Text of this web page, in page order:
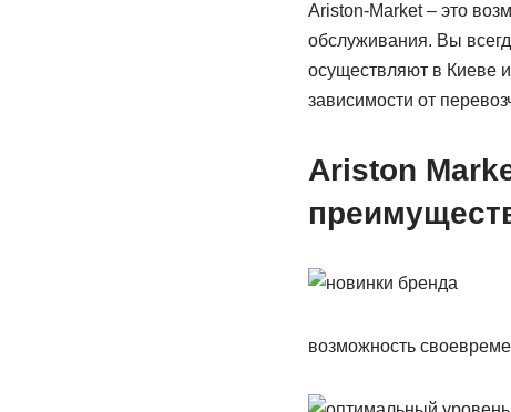
Ariston-Market – это
обслуживания. Вы
осуществляют в Киеве
зависимости от
Ariston
возможность